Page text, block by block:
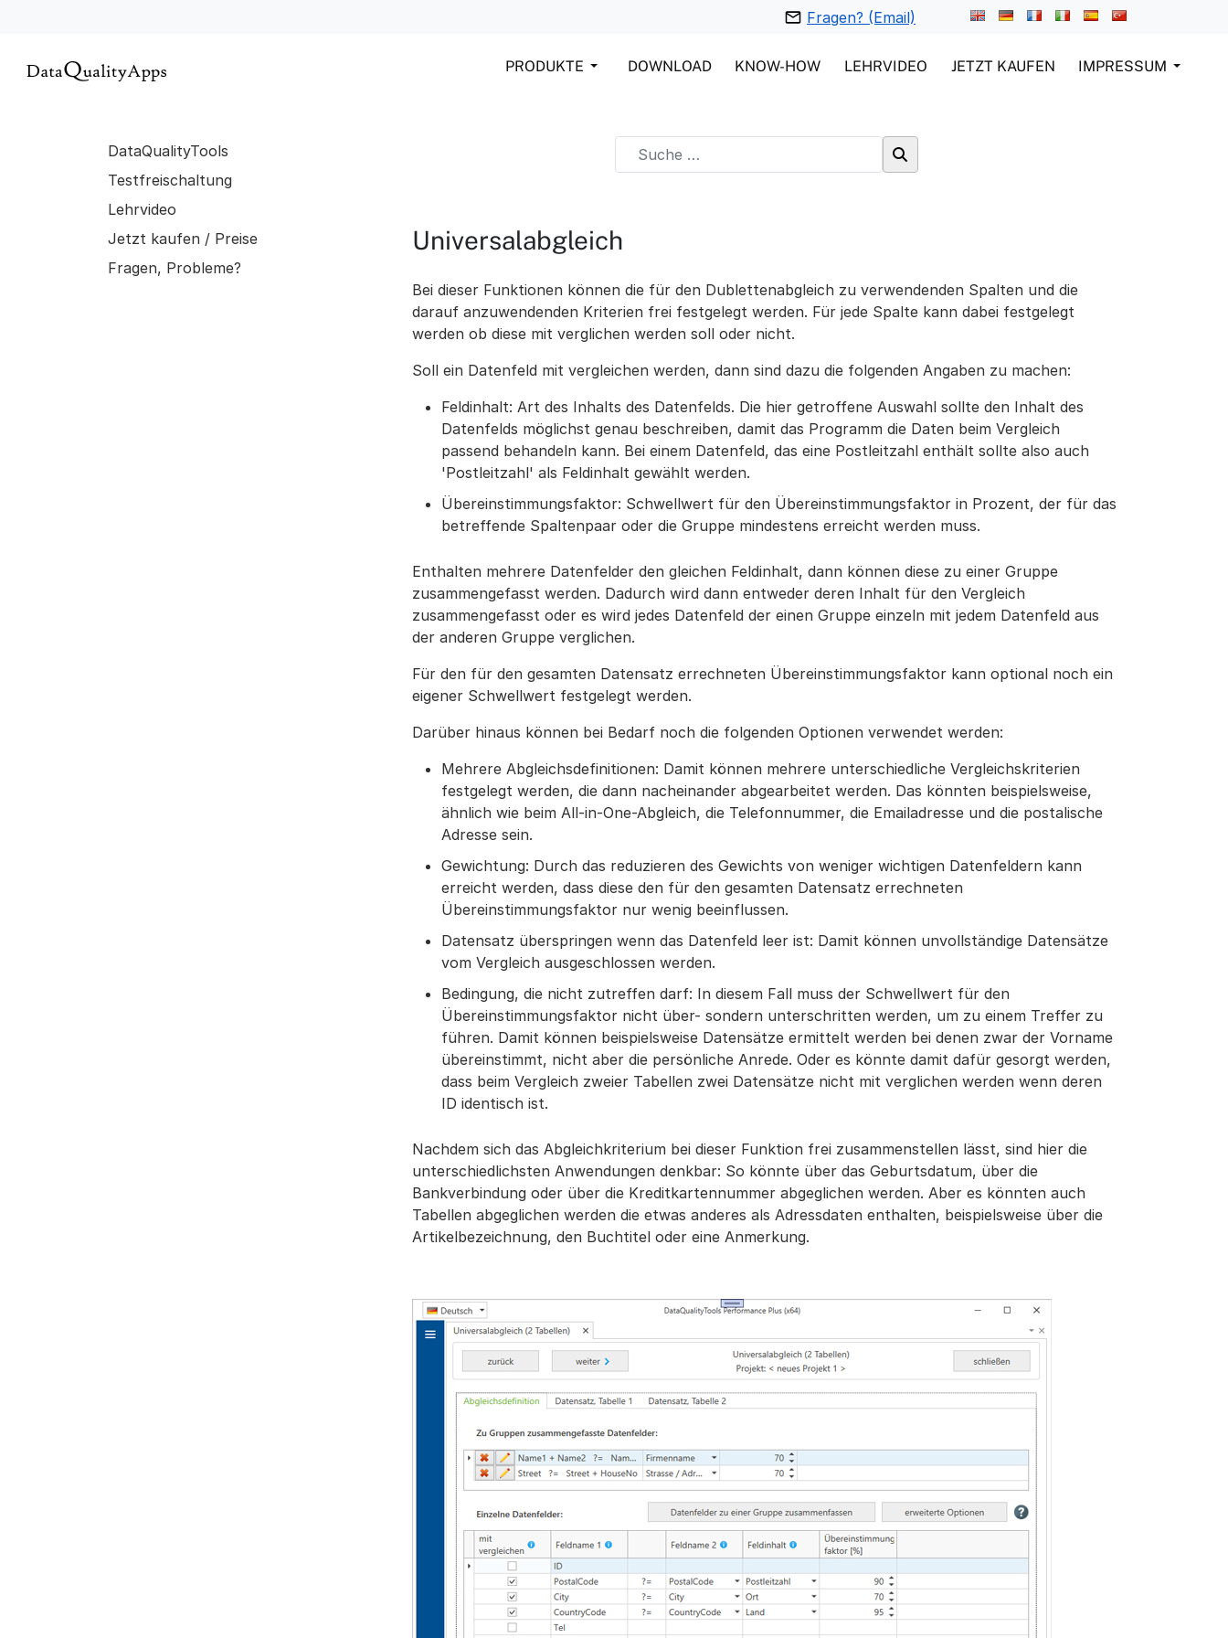
Fragen? (Email)
PRODUKTE DOWNLOAD KNOW-HOW LEHRVIDEO JETZT KAUFEN IMPRESSUM
DataQualityTools
Testfreischaltung
Lehrvideo
Jetzt kaufen / Preise
Fragen, Probleme?
Universalabgleich
Bei dieser Funktionen können die für den Dublettenabgleich zu verwendenden Spalten und die
darauf anzuwendenden Kriterien frei festgelegt werden. Für jede Spalte kann dabei festgelegt
werden ob diese mit verglichen werden soll oder nicht.
Soll ein Datenfeld mit vergleichen werden, dann sind dazu die folgenden Angaben zu machen:
Feldinhalt: Art des Inhalts des Datenfelds. Die hier getroffene Auswahl sollte den Inhalt des
Datenfelds möglichst genau beschreiben, damit das Programm die Daten beim Vergleich
passend behandeln kann. Bei einem Datenfeld, das eine Postleitzahl enthält sollte also auch
'Postleitzahl' als Feldinhalt gewählt werden.
Übereinstimmungsfaktor: Schwellwert für den Übereinstimmungsfaktor in Prozent, der für das
betreffende Spaltenpaar oder die Gruppe mindestens erreicht werden muss.
Enthalten mehrere Datenfelder den gleichen Feldinhalt, dann können diese zu einer Gruppe
zusammengefasst werden. Dadurch wird dann entweder deren Inhalt für den Vergleich
zusammengefasst oder es wird jedes Datenfeld der einen Gruppe einzeln mit jedem Datenfeld aus
der anderen Gruppe verglichen.
Für den für den gesamten Datensatz errechneten Übereinstimmungsfaktor kann optional noch ein
eigener Schwellwert festgelegt werden.
Darüber hinaus können bei Bedarf noch die folgenden Optionen verwendet werden:
Mehrere Abgleichsdefinitionen: Damit können mehrere unterschiedliche Vergleichskriterien
festgelegt werden, die dann nacheinander abgearbeitet werden. Das könnten beispielsweise,
ähnlich wie beim All-in-One-Abgleich, die Telefonnummer, die Emailadresse und die postalische
Adresse sein.
Gewichtung: Durch das reduzieren des Gewichts von weniger wichtigen Datenfeldern kann
erreicht werden, dass diese den für den gesamten Datensatz errechneten
Übereinstimmungsfaktor nur wenig beeinflussen.
Datensatz überspringen wenn das Datenfeld leer ist: Damit können unvollständige Datensätze
vom Vergleich ausgeschlossen werden.
Bedingung, die nicht zutreffen darf: In diesem Fall muss der Schwellwert für den
Übereinstimmungsfaktor nicht über- sondern unterschritten werden, um zu einem Treffer zu
führen. Damit können beispielsweise Datensätze ermittelt werden bei denen zwar der Vorname
übereinstimmt, nicht aber die persönliche Anrede. Oder es könnte damit dafür gesorgt werden,
dass beim Vergleich zweier Tabellen zwei Datensätze nicht mit verglichen werden wenn deren
ID identisch ist.
Nachdem sich das Abgleichkriterium bei dieser Funktion frei zusammenstellen lässt, sind hier die
unterschiedlichsten Anwendungen denkbar: So könnte über das Geburtsdatum, über die
Bankverbindung oder über die Kreditkartennummer abgeglichen werden. Aber es könnten auch
Tabellen abgeglichen werden die etwas anderes als Adressdaten enthalten, beispielsweise über die
Artikelbezeichnung, den Buchtitel oder eine Anmerkung.